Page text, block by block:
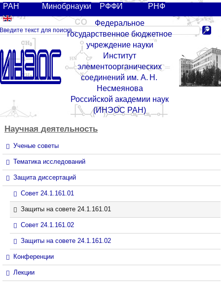
РАН Минобрнауки РФФИ
РНФ
Федеральное
государственное бюджетное
учреждение науки
Институт
элементоорганических
соединений им. А. Н.
Несмеянова
Российской академии наук
(ИНЭОС РАН)
Научная деятельность
Ученые советы
Тематика исследований
Защита диссертаций
Совет 24.1.161.01
Защиты на совете 24.1.161.01
Совет 24.1.161.02
Защиты на совете 24.1.161.02
Конференции
Лекции